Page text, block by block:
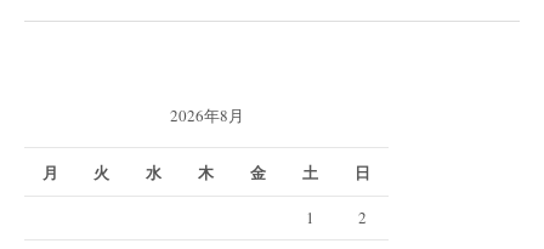
2026年8月
月 火 水 木 金 土 日
1
2